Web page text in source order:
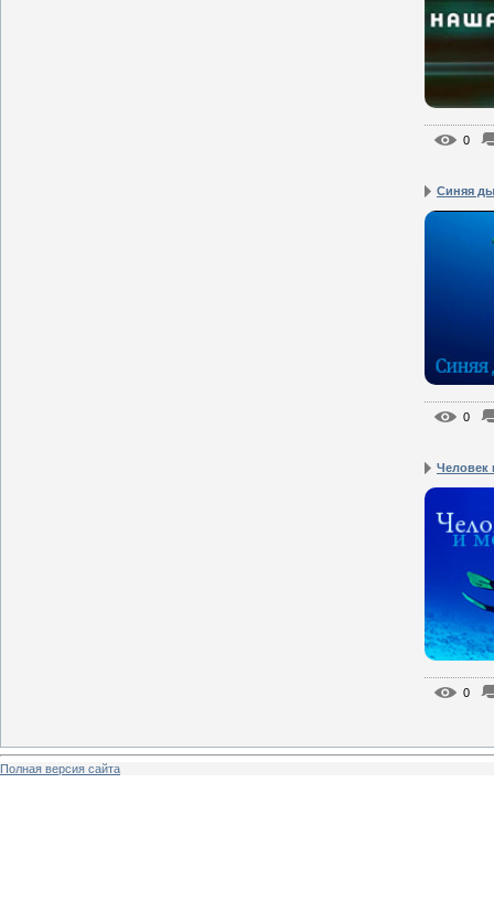
0
Синяя
0
Человек
0
Полная версия сайта